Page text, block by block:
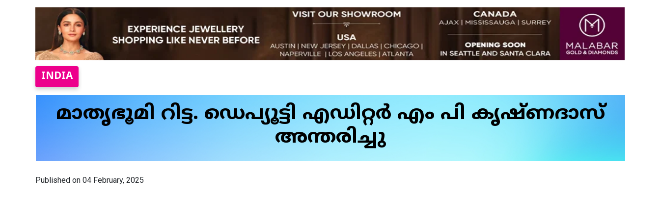
INDIA
മാതൃഭൂമി റിട്ട. ഡെപ്യൂട്ടി എഡിറ്റര്‍ എം പി കൃഷ്ണദാസ്
അന്തരിച്ചു
Published on 04 February, 2025